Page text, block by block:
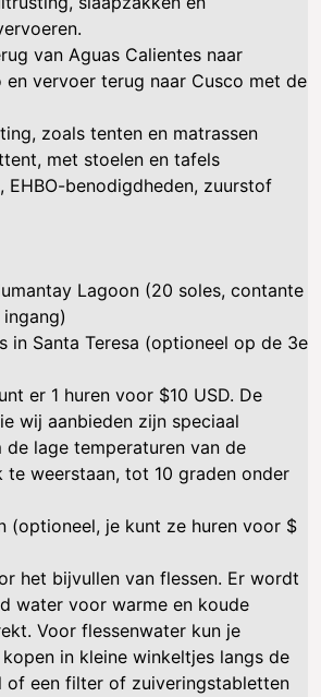
van Aguas Calientes naar
en vervoer terug naar Cusco met de
zoals tenten en matrassen
met stoelen en tafels
EHBO-benodigdheden, zuurstof
Lagoon (20 soles, contante
in Santa Teresa (optioneel op de 3e
er 1 huren voor $10 USD. De
wij aanbieden zijn speciaal
lage temperaturen van de
te weerstaan, tot 10 graden onder
(optioneel, je kunt ze huren voor $
het bijvullen van flessen. Er wordt
water voor warme en koude
Voor flessenwater kun je
in kleine winkeltjes langs de
of een filter of zuiveringstabletten